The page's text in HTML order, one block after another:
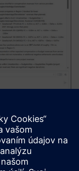
information
delivers precise
decision-
thinking by